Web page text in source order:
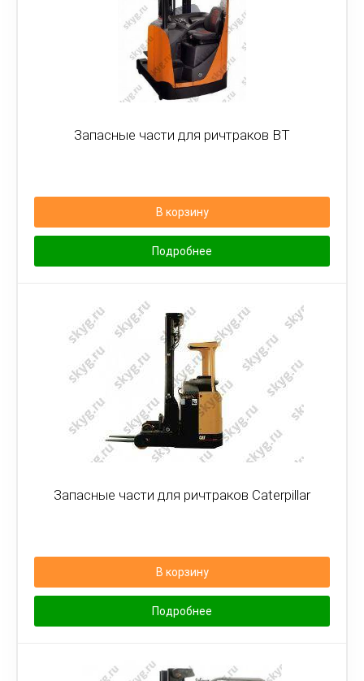
Запасные части для ричтраков BT
В корзину
Подробнее
Запасные части для ричтраков Caterpillar
В корзину
Подробнее